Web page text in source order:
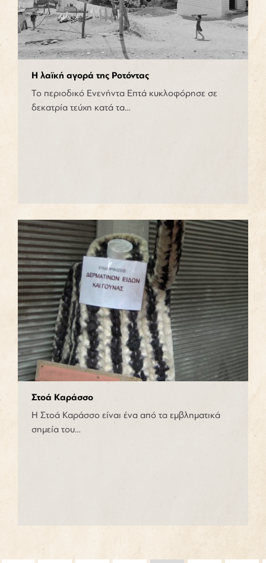
Η λαϊκή αγορά της Ροτόντας
Το περιοδικό Ενενήντα Επτά κυκλοφόρησε σε
δεκατρία τεύχη κατά τα…
Στοά Καράσσο
Η Στοά Καράσσο είναι ένα από τα εμβληματικά
σημεία του…